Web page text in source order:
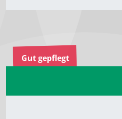
Gut gepflegt